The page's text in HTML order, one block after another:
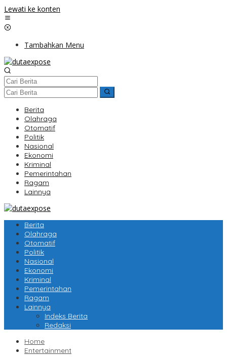
Lewati ke konten
Tambahkan Menu
Berita
Olahraga
Otomatif
Politik
Nasional
Ekonomi
Kriminal
Pemerintahan
Ragam
Lainnya
Berita
Olahraga
Otomatif
Politik
Nasional
Ekonomi
Kriminal
Pemerintahan
Ragam
Lainnya
Indeks Berita
Redaksi
Home
Entertainment